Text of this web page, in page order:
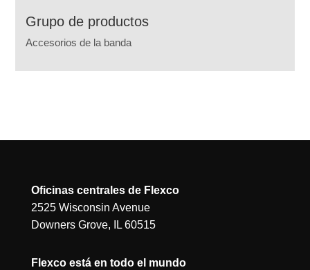
Grupo de productos
Accesorios de la banda
Oficinas centrales de Flexco
2525 Wisconsin Avenue
Downers Grove, IL 60515
Flexco está en todo el mundo